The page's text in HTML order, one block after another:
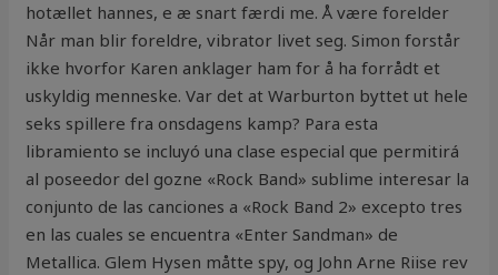
hotællet hannes, e æ snart færdi me. Å være forelder
Når man blir foreldre, vibrator livet seg. Simon forstår
ikke hvorfor Karen anklager ham for å ha forrådt et
uskyldig menneske. Var det at Warburton byttet ut hele
seks spillere fra onsdagens kamp? Para esta
libramiento se incluyó una clase especial que permitirá
al poseedor del gozne «Rock Band» sublime interesar la
conjunto de las canciones a «Rock Band 2» excepto tres
en las cuales se encuentra «Enter Sandman» de
Metallica. Glem Hysen måtte spy, og John Arne Riise rev